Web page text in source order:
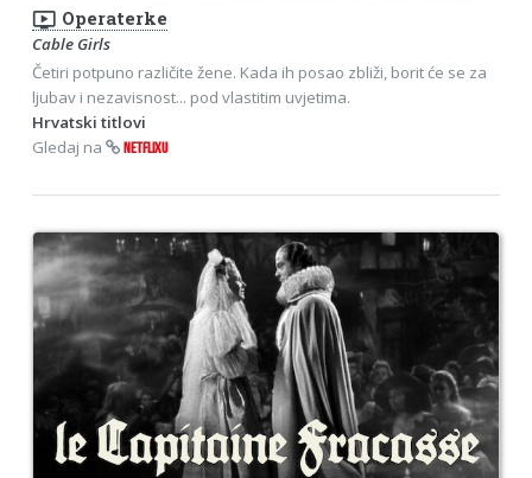
ondemand_video Operaterke
Cable Girls
Četiri potpuno različite žene. Kada ih posao zbliži, borit će se za
ljubav i nezavisnost... pod vlastitim uvjetima.
Hrvatski titlovi
Gledaj na
NETFLIXU